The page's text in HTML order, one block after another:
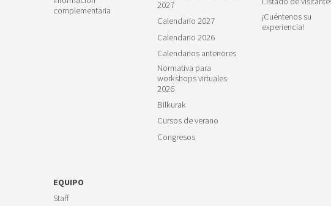
complementaria
2027
Calendario 2027
Calendario 2026
Calendarios anteriores
Normativa para
workshops virtuales
2026
Bilkurak
Cursos de verano
Congresos
¡Cuéntenos su
experiencia!
EQUIPO
Staff